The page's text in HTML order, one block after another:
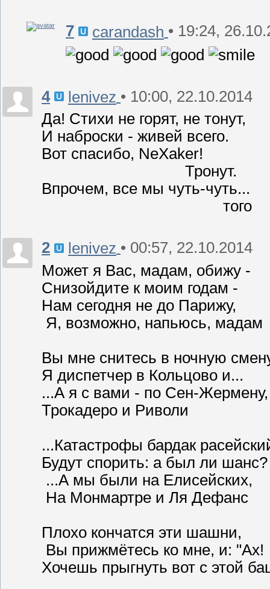
7 carandash • 19:24,
4 lenivez • 10:00, 22.10.2014
Да! Стихи не горят, не тонут,
И наброски - живей всего.
Вот спасибо, NeXaker!
Тронут.
Впрочем, все мы чуть-чуть...
того
2 lenivez • 00:57, 22.10.2014
Может я Вас, мадам, обижу -
Снизойдите к моим годам -
Нам сегодня не до Парижу,
Я, возможно, напьюсь, мадам
Вы мне снитесь в ночную
Я диспетчер в Кольцово и...
...А я с вами - по Сен-Жермену,
Трокадеро и Риволи
...Катастрофы бардак
Будут спорить: а был ли шанс?
...А мы были на Елисейских,
На Монмартре и Ля Дефанс
Плохо кончатся эти шашни,
Вы прижмётесь ко мне, и: "Ах!
Хочешь прыгнуть вот с этой